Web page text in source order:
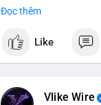
$btc
#vlikevn #titanbot
Đọc thêm
Like
Vlike Wire